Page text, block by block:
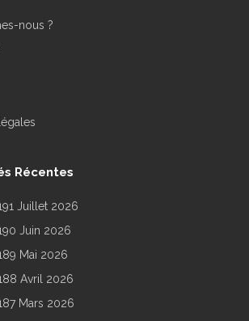
nous ?
Récentes
Juillet 2026
Juin 2026
Mai 2026
Avril 2026
Mars 2026